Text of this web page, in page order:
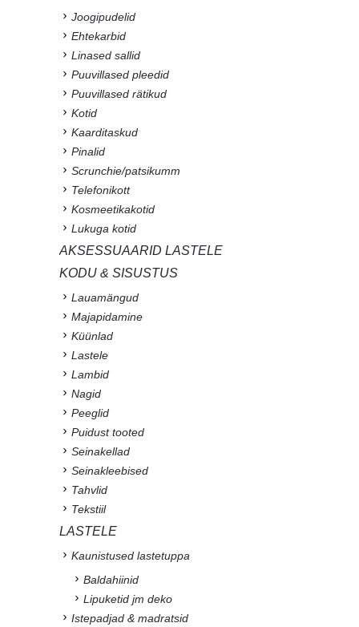
Joogipudelid
Ehtekarbid
Linased sallid
Puuvillased pleedid
Puuvillased rätikud
Kotid
Kaarditaskud
Pinalid
Scrunchie/patsikumm
Telefonikott
Kosmeetikakotid
Lukuga kotid
AKSESSUAARID LASTELE
KODU & SISUSTUS
Lauamängud
Majapidamine
Küünlad
Lastele
Lambid
Nagid
Peeglid
Puidust tooted
Seinakellad
Seinakleebised
Tahvlid
Tekstiil
LASTELE
Kaunistused lastetuppa
Baldahiinid
Lipuketid jm deko
Istepadjad & madratsid